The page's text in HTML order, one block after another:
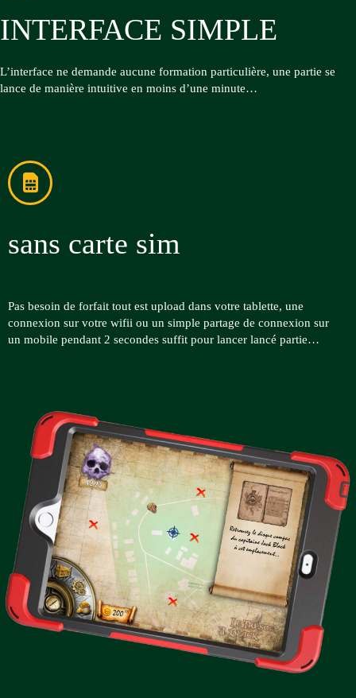
INTERFACE SIMPLE
L’interface ne demande aucune formation particulière, une partie se
lance de manière intuitive en moins d’une minute…
sans carte sim
Pas besoin de forfait tout est upload dans votre tablette, une
connexion sur votre wifii ou un simple partage de connexion sur
un mobile pendant 2 secondes suffit pour lancer lancé partie…